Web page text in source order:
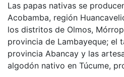
Las papas nativas se
Acobamba, región
los distritos de Olmos,
provincia de Lambayeque; el
provincia Abancay y las
algodón nativo en Túcume,